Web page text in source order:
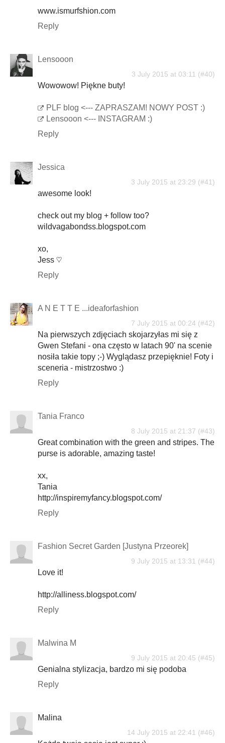
www.ismurfshion.com
Reply
Lensooon
3 July 2015 at 03:11
Wowowow! Piękne buty!
PLF blog <--- ZAPRASZAM! NOWY POST :)
Lensooon <--- INSTAGRAM :)
Reply
Jessica
3 July 2015 at 23:29
awesome look!
check out my blog + follow too?
wildvagabondss.blogspot.com
xo,
Jess ♡
Reply
A N E T T E ...ideaforfashion
7 July 2015 at 00:24
Na pierwszych zdjęciach skojarzyłas mi się z
Gwen Stefani - ona często w latach 90' na scenie
nosiła takie topy ;-) Wyglądasz przepięknie! Foty i
sceneria - mistrzostwo :)
Reply
Tania Franco
8 July 2015 at 21:37
Great combination with the green and stripes. The
purse is adorable, amazing taste!
xx,
Tania
http://inspiremyfancy.blogspot.com/
Reply
Fashion Secret Garden [Justyna Przeorek]
9 July 2015 at 13:31
Love it!
http://alliness.blogspot.com/
Reply
Malwina M
9 July 2015 at 20:45
Genialna stylizacja, bardzo mi się podoba
Reply
Malina
14 July 2015 at 22:41